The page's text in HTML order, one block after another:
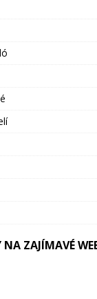
NA ZAJÍMAVÉ